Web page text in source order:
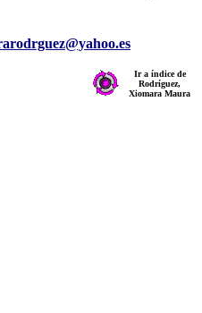
Ir a índice de
Rodríguez,
Xiomara Maura